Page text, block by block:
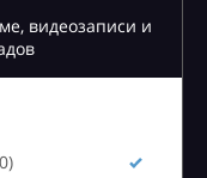
видеозаписи и